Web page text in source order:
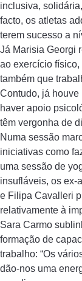
inclusiva,
facto, os atletas
terem sucesso a
Já Marisia Georgi
ao exercício
também que
Contudo, já houve
haver apoio
têm vergonha de
Numa sessão
iniciativas como
uma sessão de
insufláveis, os ex-
e Filipa Cavalleri
relativamente à
Sara Carmo
formação de
trabalho: “Os
dão-nos uma